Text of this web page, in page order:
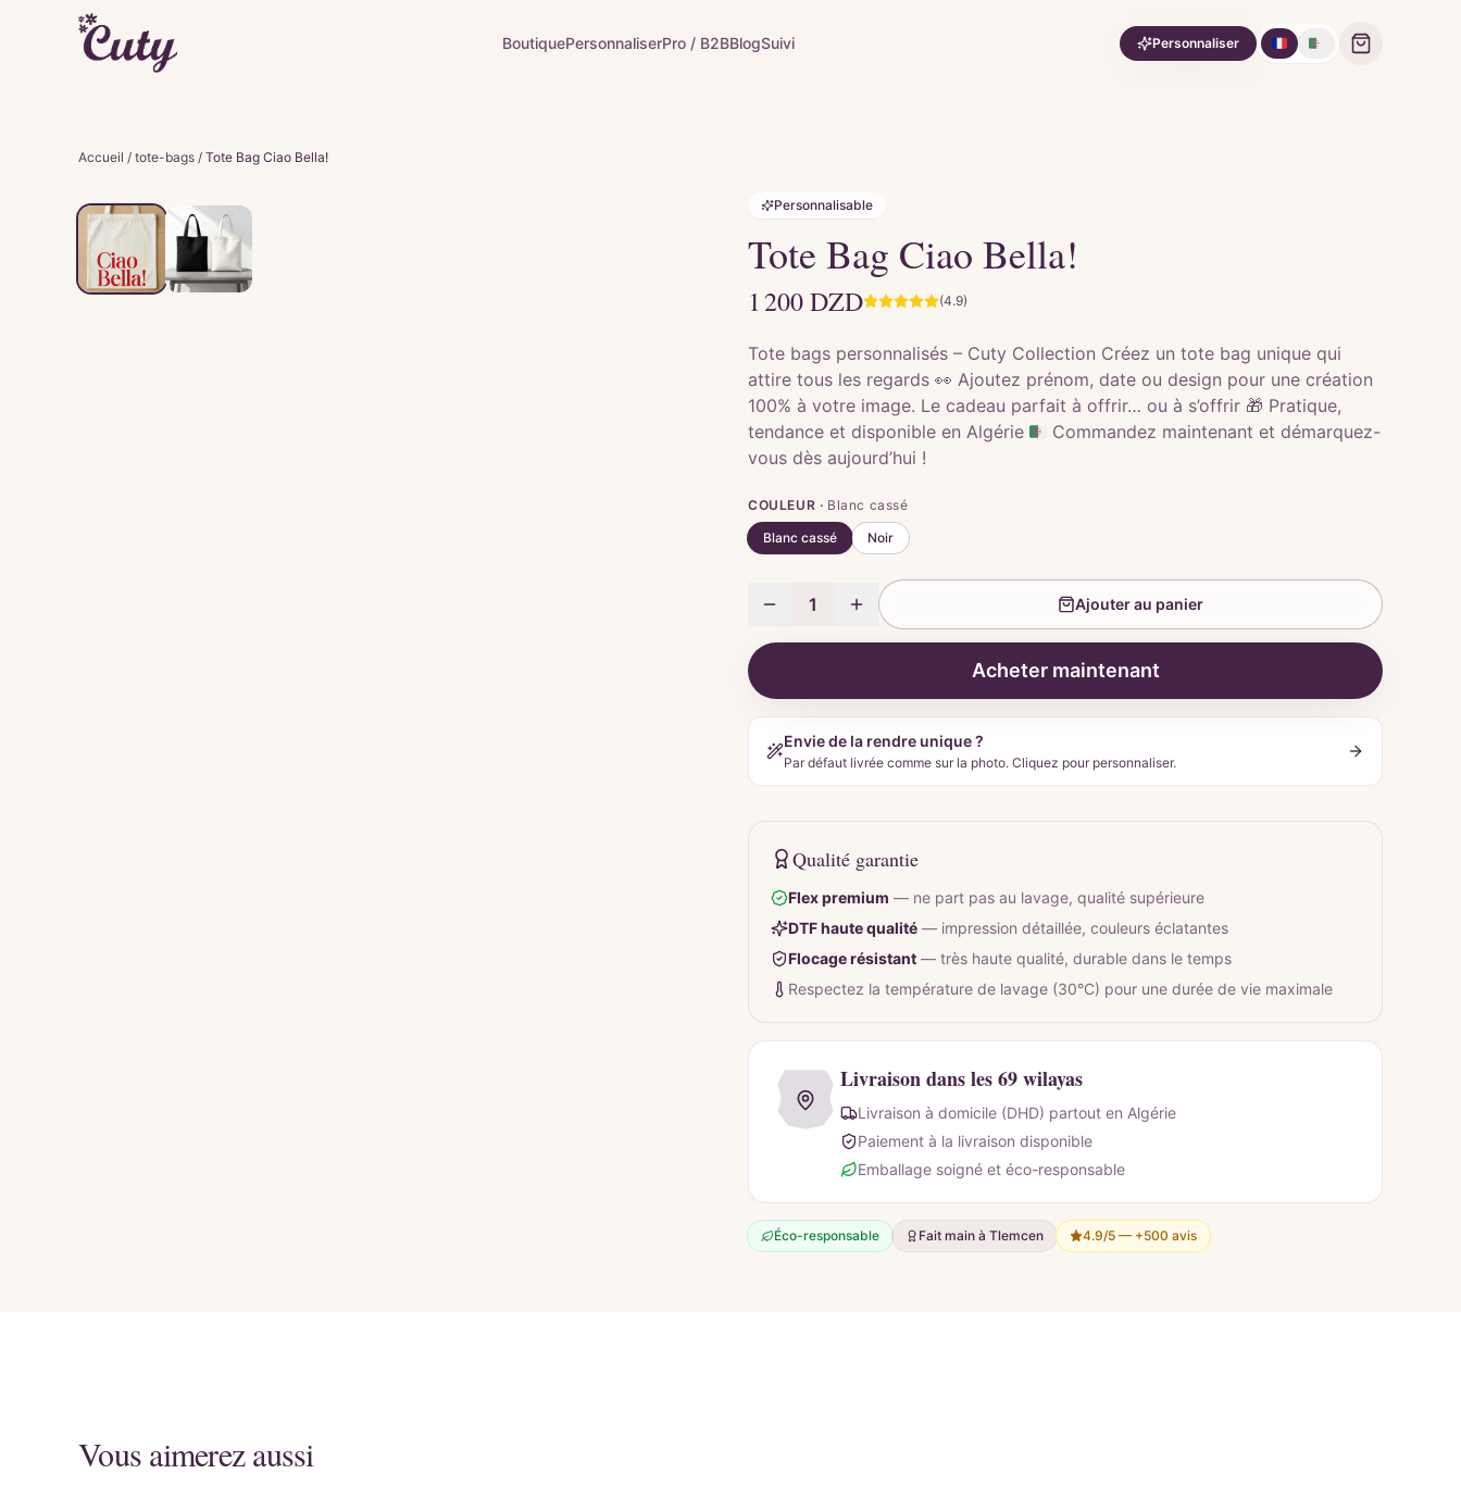
BoutiquePersonnaliserPro / B2BBlogSuivi Personnaliser 🇫🇷 🇩🇿
Accueil / tote-bags / Tote Bag Ciao Bella!
Personnalisable
Tote Bag Ciao Bella!
1 200DZD (4.9)
Tote bags personnalisés – Cuty Collection Créez un tote bag unique qui
attire tous les regards 👀 Ajoutez prénom, date ou design pour une création
100% à votre image. Le cadeau parfait à offrir… ou à s’offrir 🎁 Pratique,
tendance et disponible en Algérie 🇩🇿 Commandez maintenant et démarquez-
vous dès aujourd’hui !
COULEUR · Blanc cassé
Blanc cassé
Noir
1 Ajouter au panier
Acheter maintenant
Envie de la rendre unique ?
Par défaut livrée comme sur la photo. Cliquez pour personnaliser.
Qualité garantie
Flex premium — ne part pas au lavage, qualité supérieure
DTF haute qualité — impression détaillée, couleurs éclatantes
Flocage résistant — très haute qualité, durable dans le temps
Respectez la température de lavage (30°C) pour une durée de vie maximale
Livraison dans les 69 wilayas
Livraison à domicile (DHD) partout en Algérie
Paiement à la livraison disponible
Emballage soigné et éco-responsable
Éco-responsable Fait main à Tlemcen 4.9/5 — +500 avis
Vous aimerez aussi